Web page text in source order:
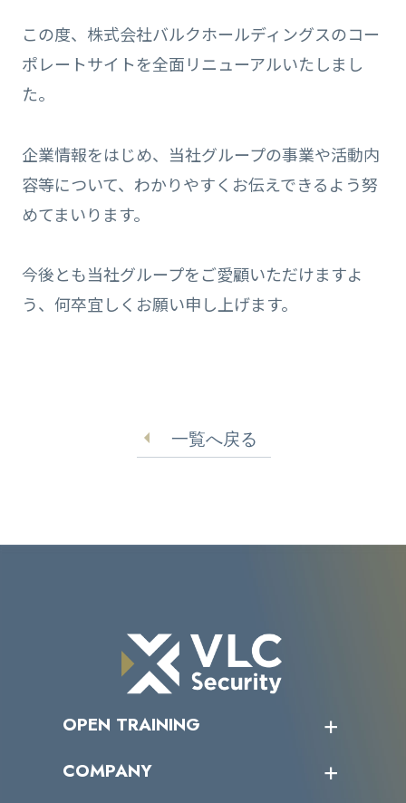
この度、株式会社バルクホールディングスのコー
ポレートサイトを全面リニューアルいたしまし
た。
企業情報をはじめ、当社グループの事業や活動内
容等について、わかりやすくお伝えできるよう努
めてまいります。
今後とも当社グループをご愛顧いただけますよ
う、何卒宜しくお願い申し上げます。
一覧へ戻る
OPEN TRAINING
受講者の声
COMPANY